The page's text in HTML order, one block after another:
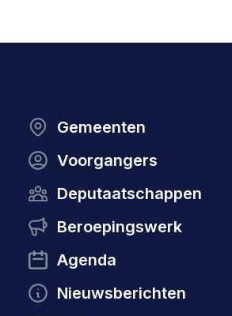
Gemeenten
Voorgangers
Deputaatschappen
Beroepingswerk
Agenda
Nieuwsberichten